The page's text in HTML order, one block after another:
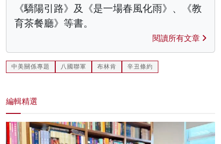
《驕陽引路》及《是一場春風化雨》、《教
育茶餐廳》等書。
閱讀所有文章
中美關係專題 八國聯軍 布林肯 辛丑條約
編輯精選